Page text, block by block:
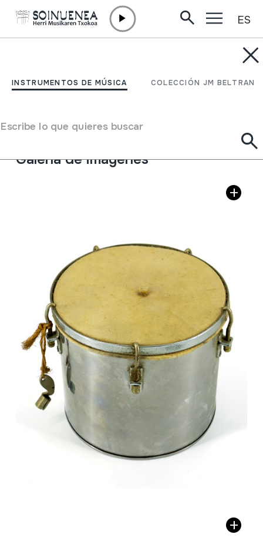
INSTRUMENTOS DE MÚSICA COLECCIÓN JM BELTRAN
Escribe lo que quieres buscar
ES
CUICA
Tipo de Instrumento de música
Membranófonos
Galería de imágenes